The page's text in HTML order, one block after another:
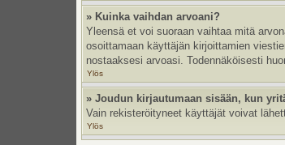
» Kuinka vaihdan arvoani?
Yleensä et voi suoraan vaihtaa mitä
osoittamaan käyttäjän kirjoittamien
nostaaksesi arvoasi. Todennäköisesti
Ylös
» Joudun kirjautumaan sisään, kun
Vain rekisteröityneet käyttäjät voivat
Ylös